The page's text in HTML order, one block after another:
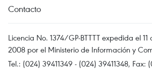
Contacto
Licencia No. 1374/GP-BTTTT expedida el
2008 por el Ministerio de Información y
Tel.: (024) 39411349 - (024) 39411348, Fax: